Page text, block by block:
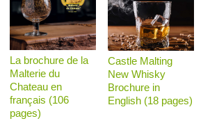
La brochure de la
Malterie du
Chateau en
français (106
pages)
Castle Malting
New Whisky
Brochure in
English (18 pages)